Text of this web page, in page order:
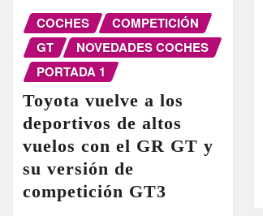
COCHES
COMPETICIÓN
GT
NOVEDADES COCHES
PORTADA 1
Toyota vuelve a los
deportivos de altos
vuelos con el GR GT y
su versión de
competición GT3